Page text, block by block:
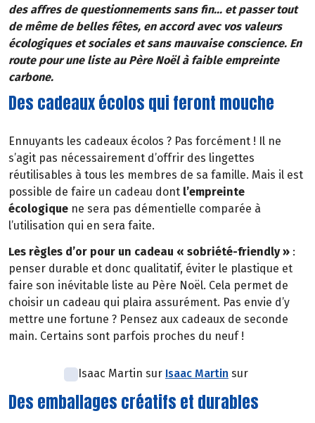
des affres de questionnements sans fin... et passer tout
de même de belles fêtes, en accord avec vos valeurs
écologiques et sociales et sans mauvaise conscience. En
route pour une liste au Père Noël à faible empreinte
carbone.
Des cadeaux écolos qui feront mouche
Ennuyants les cadeaux écolos ? Pas forcément ! Il ne
s’agit pas nécessairement d’offrir des lingettes
réutilisables à tous les membres de sa famille. Mais il est
possible de faire un cadeau dont l’empreinte
écologique ne sera pas démentielle comparée à
l’utilisation qui en sera faite.
Les règles d’or pour un cadeau « sobriété-friendly » :
penser durable et donc qualitatif, éviter le plastique et
faire son inévitable liste au Père Noël. Cela permet de
choisir un cadeau qui plaira assurément. Pas envie d’y
mettre une fortune ? Pensez aux cadeaux de seconde
main. Certains sont parfois proches du neuf !
Isaac Martin sur Isaac Martin sur
Des emballages créatifs et durables